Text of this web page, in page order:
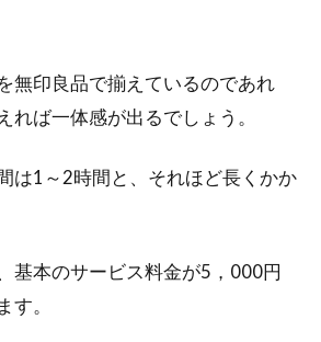
無印良品で揃えているのであれ
れば一体感が出るでしょう。
は1～2時間と、それほど長くかか
基本のサービス料金が5，000円
す。